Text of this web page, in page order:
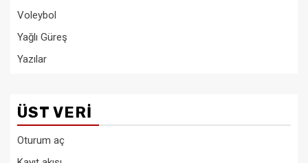
Voleybol
Yağlı Güreş
Yazılar
ÜST VERI
Oturum aç